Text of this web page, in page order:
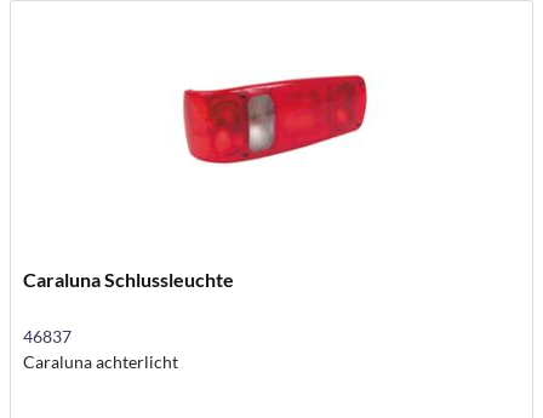
Caraluna Schlussleuchte
46837
Caraluna achterlicht